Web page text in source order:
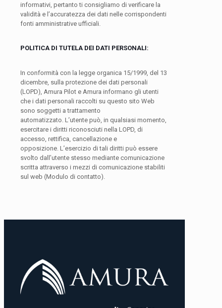
informativi, pertanto ti consigliamo di verificare la
validità e l’accuratezza dei dati nelle corrispondenti
fonti amministrative ufficiali.
POLITICA DI TUTELA DEI DATI PERSONALI:
In conformità con la legge organica 15/1999, del 13
dicembre, sulla protezione dei dati personali
(LOPD), Amura Pilot e Amura informano gli utenti
che i dati personali raccolti su questo sito Web
sono soggetti a trattamento
automatizzato. L’utente può, in qualsiasi momento,
esercitare i diritti riconosciuti nella LOPD, di
accesso, rettifica, cancellazione e
opposizione. L’esercizio di tali diritti può essere
svolto dall’utente stesso mediante comunicazione
scritta attraverso i mezzi di comunicazione stabiliti
sul web (Modulo di contatto).